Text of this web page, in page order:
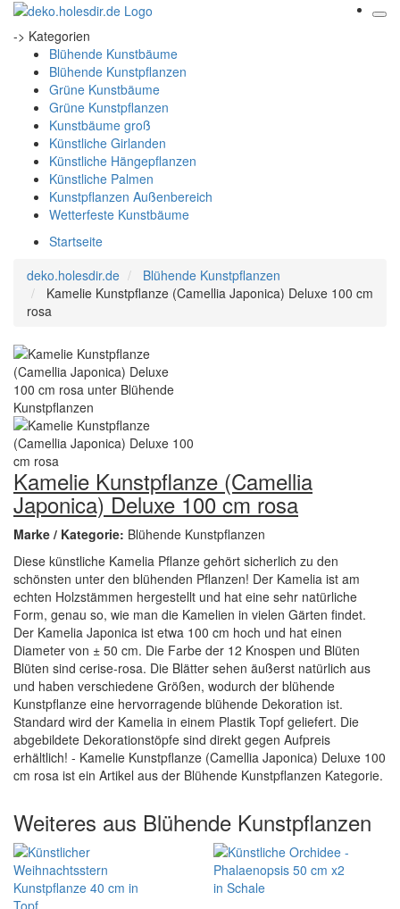
-> Kategorien
Blühende Kunstbäume
Blühende Kunstpflanzen
Grüne Kunstbäume
Grüne Kunstpflanzen
Kunstbäume groß
Künstliche Girlanden
Künstliche Hängepflanzen
Künstliche Palmen
Kunstpflanzen Außenbereich
Wetterfeste Kunstbäume
Startseite
deko.holesdir.de
Blühende Kunstpflanzen
Kamelie Kunstpflanze (Camellia Japonica) Deluxe 100 cm
rosa
Kamelie Kunstpflanze (Camellia
Japonica) Deluxe 100 cm rosa
Marke / Kategorie: Blühende Kunstpflanzen
Diese künstliche Kamelia Pflanze gehört sicherlich zu den
schönsten unter den blühenden Pflanzen! Der Kamelia ist am
echten Holzstämmen hergestellt und hat eine sehr natürliche
Form, genau so, wie man die Kamelien in vielen Gärten findet.
Der Kamelia Japonica ist etwa 100 cm hoch und hat einen
Diameter von ± 50 cm. Die Farbe der 12 Knospen und Blüten
Blüten sind cerise-rosa. Die Blätter sehen äußerst natürlich aus
und haben verschiedene Größen, wodurch der blühende
Kunstpflanze eine hervorragende blühende Dekoration ist.
Standard wird der Kamelia in einem Plastik Topf geliefert. Die
abgebildete Dekorationstöpfe sind direkt gegen Aufpreis
erhältlich! - Kamelie Kunstpflanze (Camellia Japonica) Deluxe 100
cm rosa ist ein Artikel aus der Blühende Kunstpflanzen Kategorie.
Weiteres aus Blühende Kunstpflanzen